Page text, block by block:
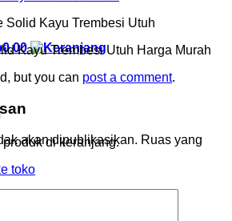
0.00
produk di keranjang.
toko
Solid Kayu Trembesi Utuh
Kayu Trembesi Utuh Harga Murah
but you can post a comment.
akan dipublikasikan. Ruas yang